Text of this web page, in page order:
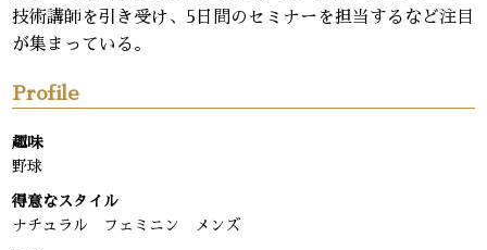
技術講師を引き受け、5日間のセミナーを担当するなど注目
が集まっている。
Profile
趣味
野球
得意なスタイル
ナチュラル フェミニン メンズ